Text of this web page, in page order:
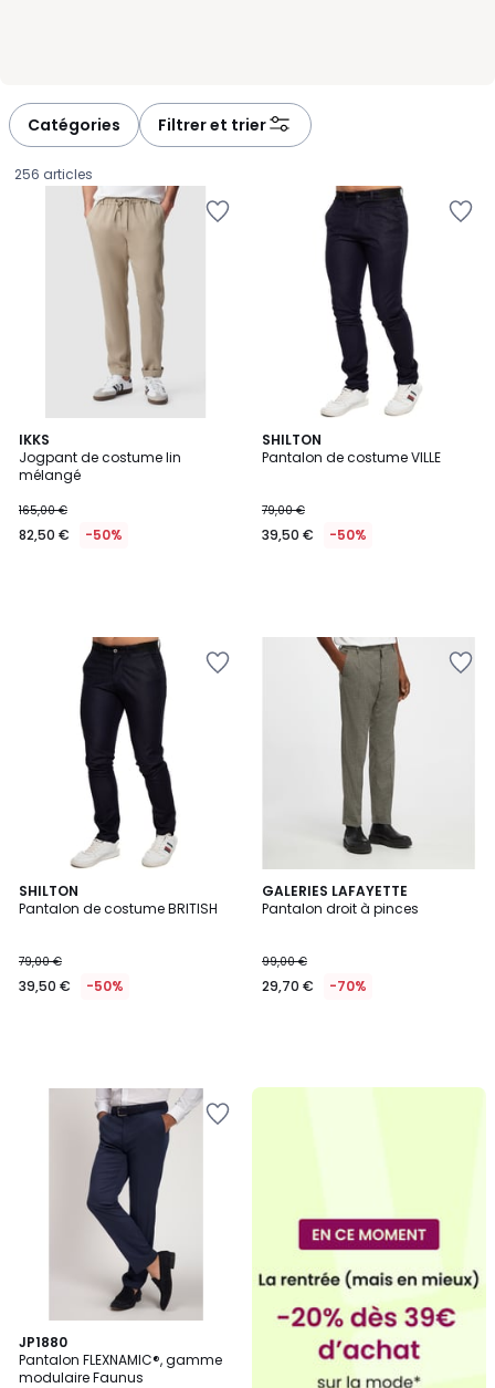
Catégories Filtrer et trier
256 articles
IKKS
Jogpant de costume lin
mélangé
€
au
réduction
appliquée.
165,00 €
82,50 € -50%
SHILTON
Pantalon de costume VILLE
79,00 €
39,50 € -50%
SHILTON
Pantalon de costume BRITISH
79,00 €
39,50 € -50%
GALERIES LAFAYETTE
Pantalon droit à pinces
99,00 €
29,70 € -70%
JP1880
Pantalon FLEXNAMIC®, gamme
modulaire Faunus
5
/
5